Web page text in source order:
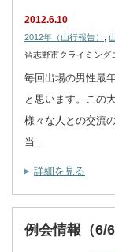
2012.6.10
2012年（山行報告）
習志野市クライミング
毎回出場の男性最
と思います。この
様々な人との交流
当…
詳細を見る
例会情報（6/6